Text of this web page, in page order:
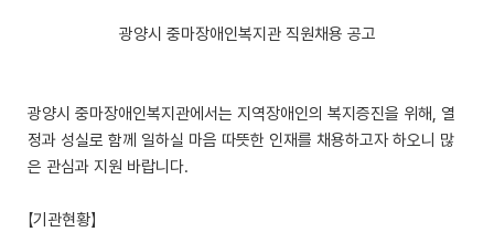
광양시 중마장애인복지관 직원채용 공고
광양시 중마장애인복지관에서는 지역장애인의 복지증진을 위해, 열
정과 성실로 함께 일하실 마음 따뜻한 인재를 채용하고자 하오니 많
은 관심과 지원 바랍니다.
【기관현황】